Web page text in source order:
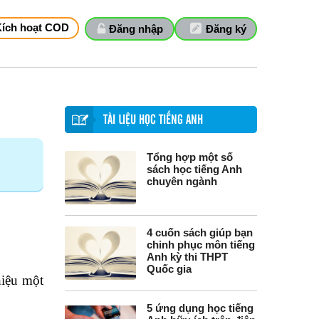
Đăng ký
Đăng nhập
hoạt COD
TÀI LIỆU HỌC TIẾNG ANH
Tổng hợp một số
sách học tiếng Anh
chuyên ngành
4 cuốn sách giúp bạn
chinh phục môn tiếng
Anh kỳ thi THPT
Quốc gia
5 ứng dụng học tiếng
một